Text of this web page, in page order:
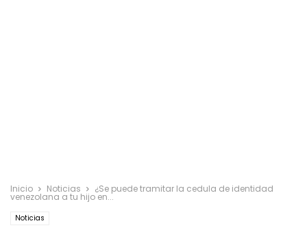
Inicio Noticias ¿Se puede tramitar la cedula de identidad
venezolana a tu hijo en...
Noticias